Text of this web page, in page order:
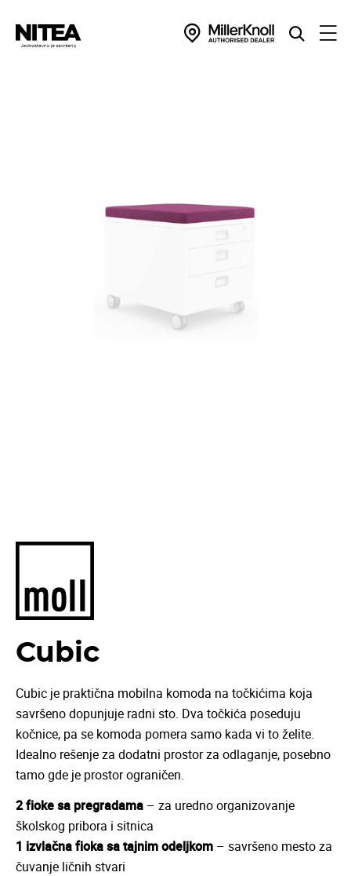
Cubic
Cubic je praktična mobilna komoda na točkićima koja
savršeno dopunjuje radni sto. Dva točkića poseduju
kočnice, pa se komoda pomera samo kada vi to želite.
Idealno rešenje za dodatni prostor za odlaganje, posebno
tamo gde je prostor ograničen.
2 fioke sa pregradama – za uredno organizovanje
školskog pribora i sitnica
1 izvlačna fioka sa tajnim odeljkom – savršeno mesto za
čuvanje ličnih stvari